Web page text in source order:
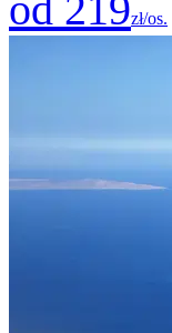
zł/os.